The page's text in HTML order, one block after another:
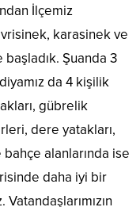
İlçemiz
karasinek ve
Şuanda 3
da 4 kişilik
gübrelik
dere yatakları,
alanlarında ise
daha iyi bir